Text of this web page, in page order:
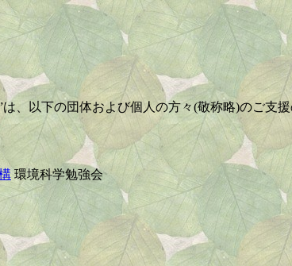
、以下の団体および個人の方々(敬称略)のご支
環境科学勉強会